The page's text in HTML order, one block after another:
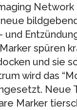
und
spüren
und sie
wird das
Neue
Marker